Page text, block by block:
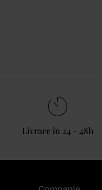
Livrare în 24 - 48h